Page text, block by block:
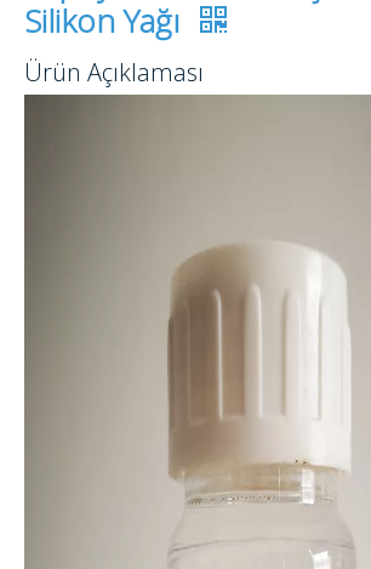
Silikon Yağı
Ürün Açıklaması